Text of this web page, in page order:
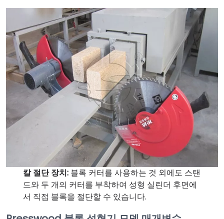
칼 절단 장치:블록 커터를 사용하는 것 외에도 스탠
드와 두 개의 커터를 부착하여 성형 실린더 후면에
서 직접 블록을 절단할 수 있습니다.